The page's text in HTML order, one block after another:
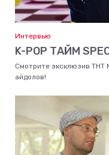
Интервью
K-POP ТАЙМ
Смотрите эксклюзив ТНТ
айдолов!